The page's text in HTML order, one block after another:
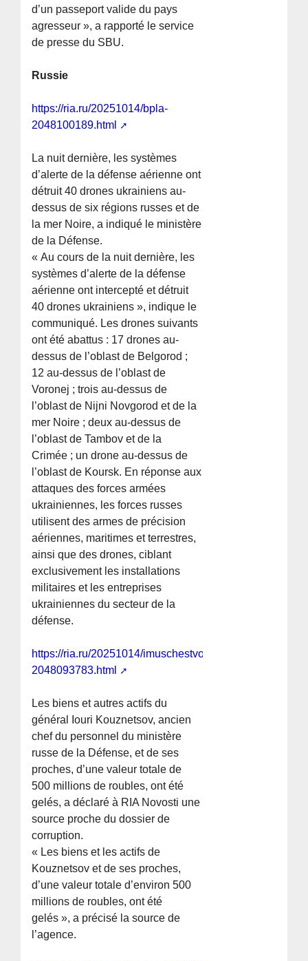
d’un passeport valide du pays
agresseur », a rapporté le service
de presse du SBU.
Russie
https://ria.ru/20251014/bpla-
2048100189.html
La nuit dernière, les systèmes
d’alerte de la défense aérienne ont
détruit 40 drones ukrainiens au-
dessus de six régions russes et de
la mer Noire, a indiqué le ministère
de la Défense.
« Au cours de la nuit dernière, les
systèmes d’alerte de la défense
aérienne ont intercepté et détruit
40 drones ukrainiens », indique le
communiqué. Les drones suivants
ont été abattus : 17 drones au-
dessus de l’oblast de Belgorod ;
12 au-dessus de l’oblast de
Voronej ; trois au-dessus de
l’oblast de Nijni Novgorod et de la
mer Noire ; deux au-dessus de
l’oblast de Tambov et de la
Crimée ; un drone au-dessus de
l’oblast de Koursk. En réponse aux
attaques des forces armées
ukrainiennes, les forces russes
utilisent des armes de précision
aériennes, maritimes et terrestres,
ainsi que des drones, ciblant
exclusivement les installations
militaires et les entreprises
ukrainiennes du secteur de la
défense.
https://ria.ru/20251014/imuschestvo-
2048093783.html
Les biens et autres actifs du
général Iouri Kouznetsov, ancien
chef du personnel du ministère
russe de la Défense, et de ses
proches, d’une valeur totale de
500 millions de roubles, ont été
gelés, a déclaré à RIA Novosti une
source proche du dossier de
corruption.
« Les biens et les actifs de
Kouznetsov et de ses proches,
d’une valeur totale d’environ 500
millions de roubles, ont été
gelés », a précisé la source de
l’agence.